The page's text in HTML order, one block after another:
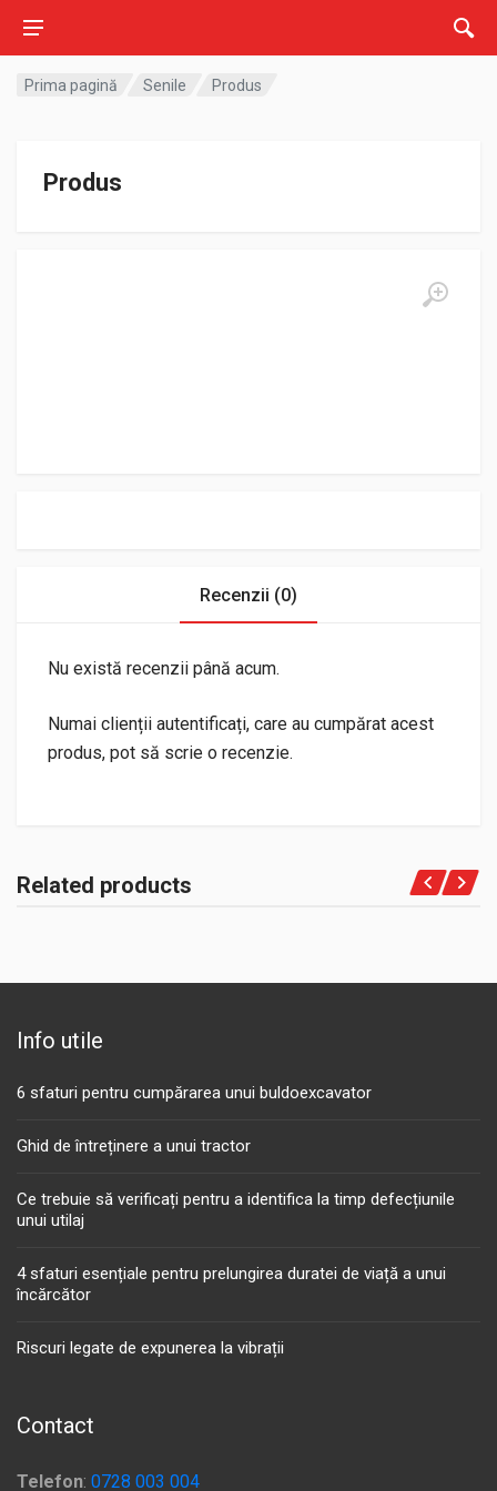
Prima pagină Senile Produs
Produs
Recenzii (0)
Nu există recenzii până acum.
Numai clienții autentificați, care au cumpărat acest
produs, pot să scrie o recenzie.
Related products
Info utile
6 sfaturi pentru cumpărarea unui buldoexcavator
Ghid de întreținere a unui tractor
Ce trebuie să verificați pentru a identifica la timp defecțiunile
unui utilaj
4 sfaturi esențiale pentru prelungirea duratei de viață a unui
încărcător
Riscuri legate de expunerea la vibrații
Contact
Telefon: 0728 003 004